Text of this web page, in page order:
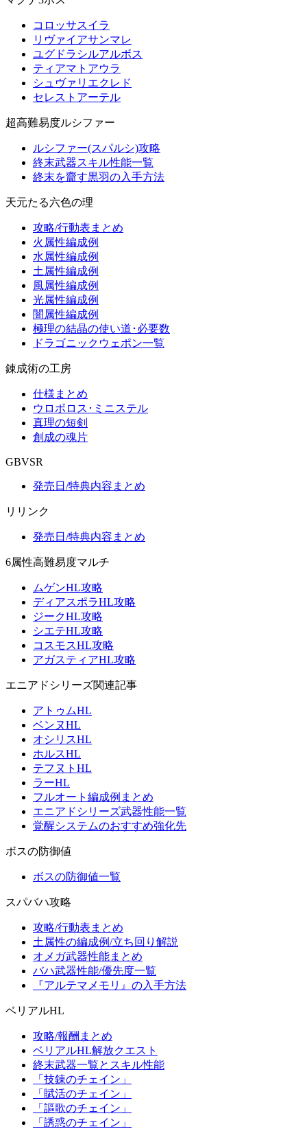
コロッサスイラ
リヴァイアサンマレ
ユグドラシルアルボス
ティアマトアウラ
シュヴァリエクレド
セレストアーテル
超高難易度ルシファー
ルシファー(スパルシ)攻略
終末武器スキル性能一覧
終末を齎す黒羽の入手方法
天元たる六色の理
攻略/行動表まとめ
火属性編成例
水属性編成例
土属性編成例
風属性編成例
光属性編成例
闇属性編成例
極理の結晶の使い道･必要数
ドラゴニックウェポン一覧
錬成術の工房
仕様まとめ
ウロボロス･ミニステル
真理の短剣
創成の魂片
GBVSR
発売日/特典内容まとめ
リリンク
発売日/特典内容まとめ
6属性高難易度マルチ
ムゲンHL攻略
ディアスポラHL攻略
ジークHL攻略
シエテHL攻略
コスモスHL攻略
アガスティアHL攻略
エニアドシリーズ関連記事
アトゥムHL
ベンヌHL
オシリスHL
ホルスHL
テフヌトHL
ラーHL
フルオート編成例まとめ
エニアドシリーズ武器性能一覧
覚醒システムのおすすめ強化先
ボスの防御値
ボスの防御値一覧
スパバハ攻略
攻略/行動表まとめ
土属性の編成例/立ち回り解説
オメガ武器性能まとめ
バハ武器性能/優先度一覧
『アルテマメモリ』の入手方法
ベリアルHL
攻略/報酬まとめ
ベリアルHL解放クエスト
終末武器一覧とスキル性能
「技錬のチェイン」
「賦活のチェイン」
「謳歌のチェイン」
「誘惑のチェイン」